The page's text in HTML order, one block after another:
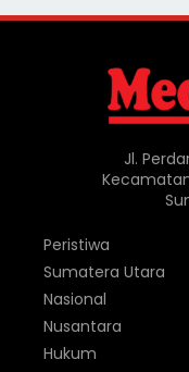
Jl.
Peristiwa
Sumatera Utara
Nasional
Nusantara
Hukum